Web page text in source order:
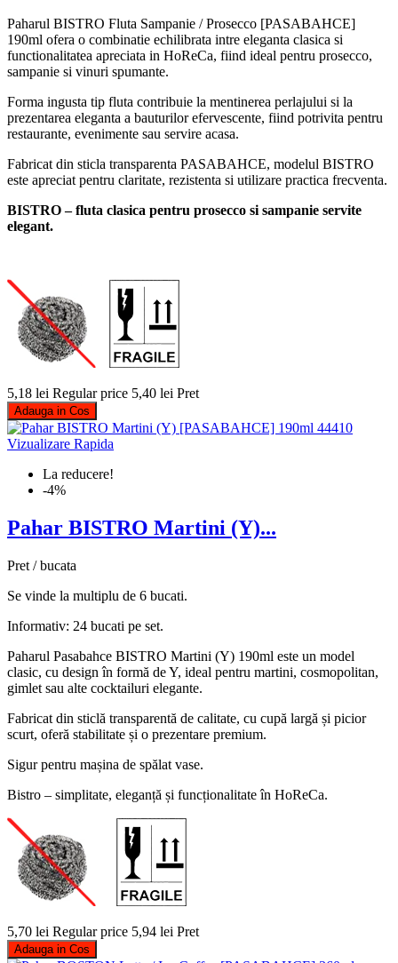
Paharul BISTRO Fluta Sampanie / Prosecco [PASABAHCE]
190ml ofera o combinatie echilibrata intre eleganta clasica si
functionalitatea apreciata in HoReCa, fiind ideal pentru prosecco,
sampanie si vinuri spumante.
Forma ingusta tip fluta contribuie la mentinerea perlajului si la
prezentarea eleganta a bauturilor efervescente, fiind potrivita pentru
restaurante, evenimente sau servire acasa.
Fabricat din sticla transparenta PASABAHCE, modelul BISTRO
este apreciat pentru claritate, rezistenta si utilizare practica frecventa.
BISTRO – fluta clasica pentru prosecco si sampanie servite
elegant.
5,18 lei Regular price 5,40 lei Pret
Adauga in Cos
Vizualizare Rapida
La reducere!
-4%
Pahar BISTRO Martini (Y)...
Pret / bucata
Se vinde la multiplu de 6 bucati.
Informativ: 24 bucati pe set.
Paharul Pasabahce BISTRO Martini (Y) 190ml este un model
clasic, cu design în formă de Y, ideal pentru martini, cosmopolitan,
gimlet sau alte cocktailuri elegante.
Fabricat din sticlă transparentă de calitate, cu cupă largă și picior
scurt, oferă stabilitate și o prezentare premium.
Sigur pentru mașina de spălat vase.
Bistro – simplitate, eleganță și funcționalitate în HoReCa.
5,70 lei Regular price 5,94 lei Pret
Adauga in Cos